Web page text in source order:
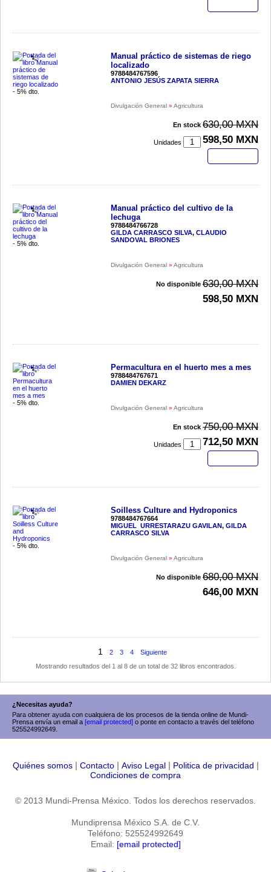
- 5% dto.
Manual práctico de sistemas de riego
localizado
9788484767596
ANTONIO JESÚS ZAPATA SIERRA
Divulgación General »Agricultura
En stock
Unidades
630,00 MXN
598,50 MXN
- 5% dto.
Manual práctico del cultivo de la
lechuga
9788484766728
GILDA CARRASCO SILVA,CLAUDIO
SANDOVAL BRIONES
Divulgación General »Agricultura
No disponible 630,00 MXN
598,50 MXN
- 5% dto.
Permacultura en el huerto mes a mes
9788484767671
DAMIEN DEKARZ
Divulgación General »Agricultura
En stock
Unidades
750,00 MXN
712,50 MXN
- 5% dto.
Soilless Culture and Hydroponics
9788484767664
MIGUEL URRESTARAZU GAVILAN,GILDA
CARRASCO SILVA
Divulgación General »Agricultura
No disponible 680,00 MXN
646,00 MXN
1 2 3 4
Siguiente
Mostrando resultados del 1 al 8 de un total de 32 libros encontrados.
¿Necesitas ayuda?
Para obtener ayuda con cualquiera de los procesos de la tienda online de Mundi-
Prensa envía un email a [email protected] o ponte en contacto a través del teléfono
525524992649.
Quiénes somos| Contacto| Aviso Legal| Politica de privacidad |
Condiciones de compra
© 2013 Mundi-Prensa México. Todos los derechos reservados.
Mundiprensa México S.A. de C.V.
Teléfono: 525524992649
Email: [email protected]